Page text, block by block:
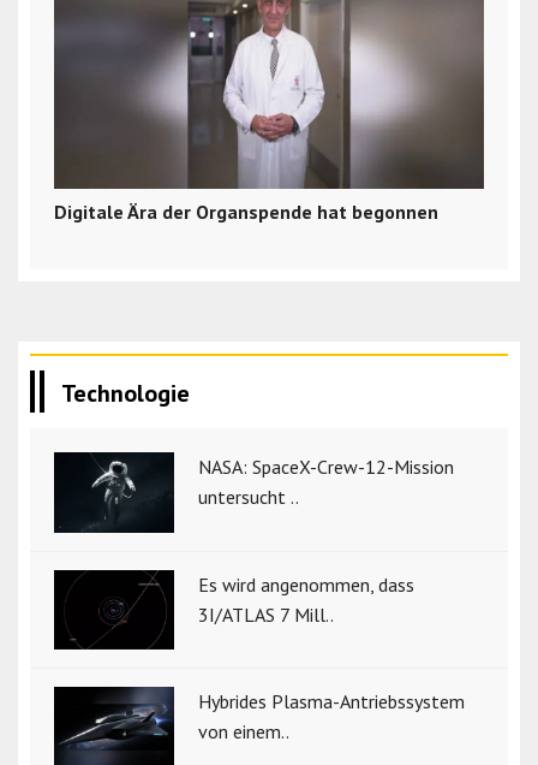
Digitale Ära der Organspende hat begonnen
Technologie
NASA: SpaceX-Crew-12-Mission
untersucht ..
Es wird angenommen, dass
3I/ATLAS 7 Mill..
Hybrides Plasma-Antriebssystem
von einem..